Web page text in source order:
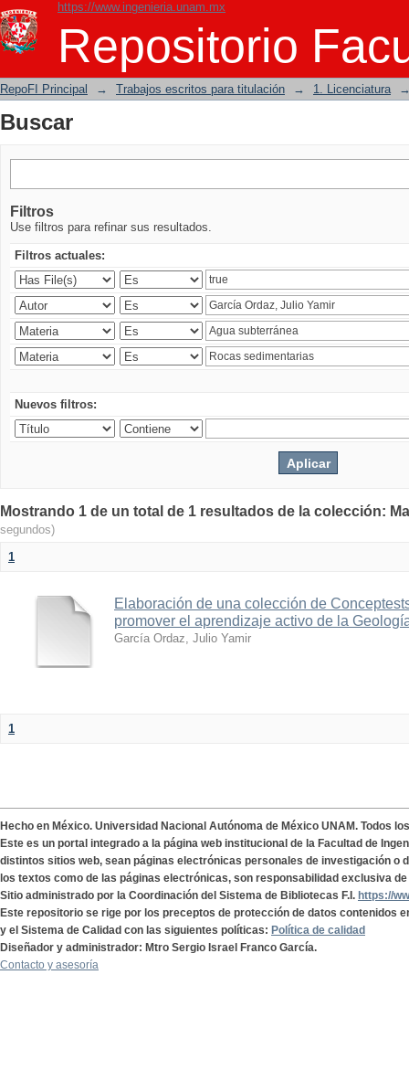
https://www.ingenieria.unam.mx
Repositorio
Buscar
RepoFI Principal → Trabajos escritos para titulación → 1. Licenciatura
Buscar
Filtros
Use filtros para refinar sus resultados.
Filtros actuales:
Nuevos filtros:
Mostrando 1 de un total de 1 resultados de la colección:
segundos)
1
Elaboración de una colección de
promover el aprendizaje activo de la
García Ordaz, Julio Yamir
1
Hecho en México. Universidad Nacional Autónoma de México UNAM. Todos
Este es un portal integrado a la página web institucional de la Facultad de
distintos sitios web, sean páginas electrónicas personales de investigación o
los textos como de las páginas electrónicas, son responsabilidad exclusiva
Sitio administrado por la Coordinación del Sistema de Bibliotecas F.I. https://
Este repositorio se rige por los preceptos de protección de datos contenidos
y el Sistema de Calidad con las siguientes políticas: Política de calidad
Diseñador y administrador: Mtro Sergio Israel Franco García.
Contacto y asesoría